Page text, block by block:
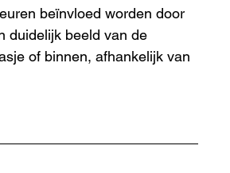
beïnvloed worden door
duidelijk beeld van de
of binnen, afhankelijk van